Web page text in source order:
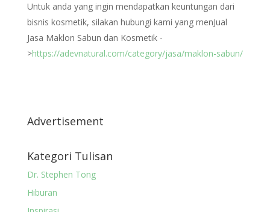
Untuk anda yang ingin mendapatkan keuntungan dari
bisnis kosmetik, silakan hubungi kami yang menJual
Jasa Maklon Sabun dan Kosmetik -
>https://adevnatural.com/category/jasa/maklon-sabun/
Advertisement
Kategori Tulisan
Dr. Stephen Tong
Hiburan